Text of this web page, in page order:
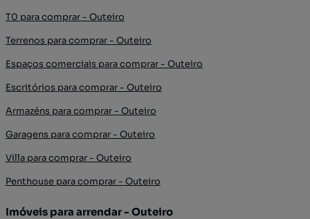
T0 para comprar - Outeiro
Terrenos para comprar - Outeiro
Espaços comerciais para comprar - Outeiro
Escritórios para comprar - Outeiro
Armazéns para comprar - Outeiro
Garagens para comprar - Outeiro
Villa para comprar - Outeiro
Penthouse para comprar - Outeiro
Imóveis para arrendar - Outeiro